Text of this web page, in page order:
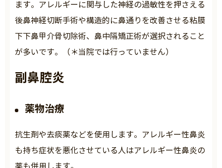
ます。アレルギーに関与した神経の過敏性を押さえる
後鼻神経切断手術や構造的に鼻通りを改善させる粘膜
下下鼻甲介骨切除術、鼻中隔矯正術が選択されること
が多いです。（＊当院では行っていません）
副鼻腔炎
薬物治療
抗生剤や去痰薬などを使用します。アレルギー性鼻炎
も持ち症状を悪化させている人はアレルギー性鼻炎の